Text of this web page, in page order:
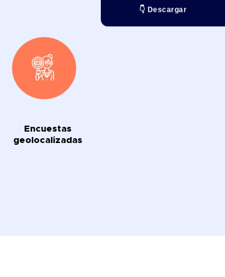
👇 Descargar
Encuestas
geolocalizadas